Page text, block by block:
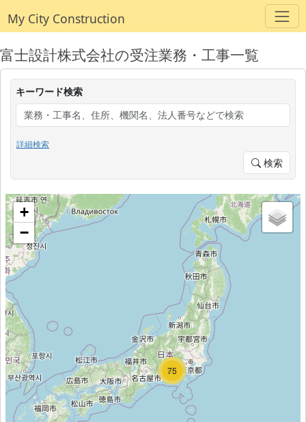
My City Construction
富士設計株式会社の受注業務・工事一覧
キーワード検索
詳細検索
検索
3
80
75
+
−